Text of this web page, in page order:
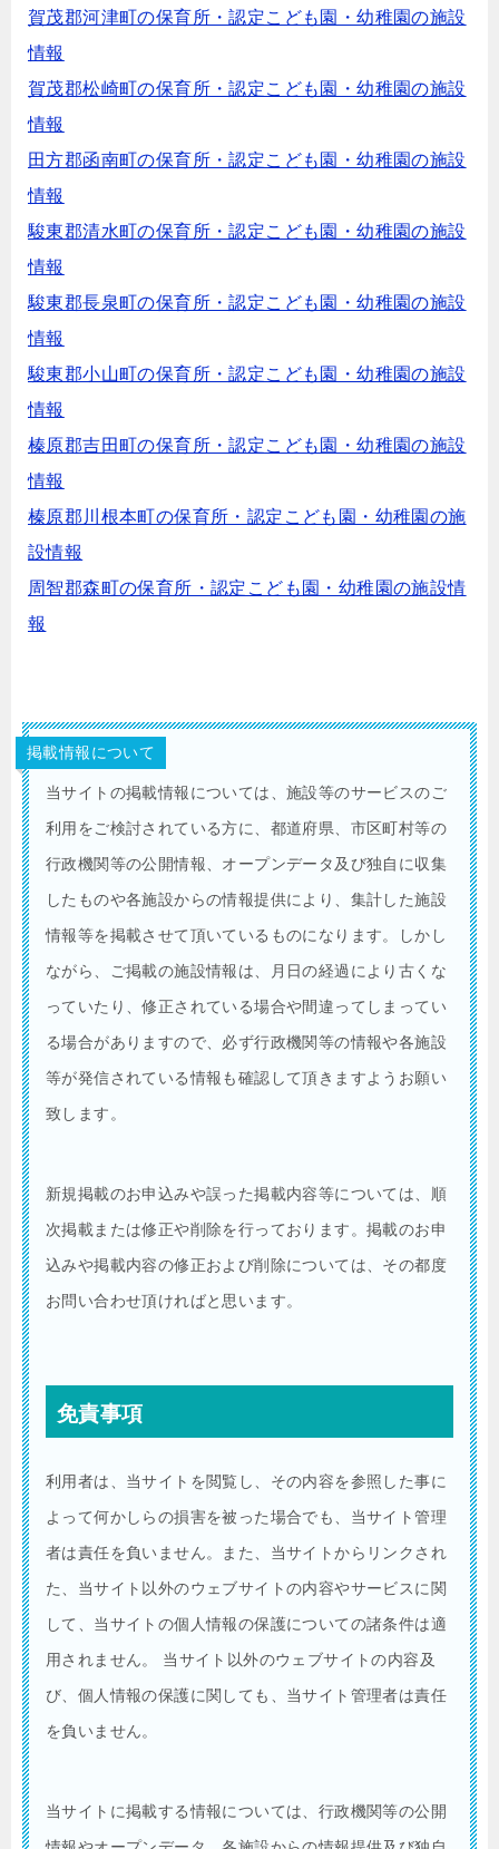
賀茂郡河津町の保育所・認定こども園・幼稚園の施設
情報
賀茂郡松崎町の保育所・認定こども園・幼稚園の施設
情報
田方郡函南町の保育所・認定こども園・幼稚園の施設
情報
駿東郡清水町の保育所・認定こども園・幼稚園の施設
情報
駿東郡長泉町の保育所・認定こども園・幼稚園の施設
情報
駿東郡小山町の保育所・認定こども園・幼稚園の施設
情報
榛原郡吉田町の保育所・認定こども園・幼稚園の施設
情報
榛原郡川根本町の保育所・認定こども園・幼稚園の施
設情報
周智郡森町の保育所・認定こども園・幼稚園の施設情
報
掲載情報について
当サイトの掲載情報については、施設等のサービスのご
利用をご検討されている方に、都道府県、市区町村等の
行政機関等の公開情報、オープンデータ及び独自に収集
したものや各施設からの情報提供により、集計した施設
情報等を掲載させて頂いているものになります。しかし
ながら、ご掲載の施設情報は、月日の経過により古くな
っていたり、修正されている場合や間違ってしまってい
る場合がありますので、必ず行政機関等の情報や各施設
等が発信されている情報も確認して頂きますようお願い
致します。
新規掲載のお申込みや誤った掲載内容等については、順
次掲載または修正や削除を行っております。掲載のお申
込みや掲載内容の修正および削除については、その都度
お問い合わせ頂ければと思います。
免責事項
利用者は、当サイトを閲覧し、その内容を参照した事に
よって何かしらの損害を被った場合でも、当サイト管理
者は責任を負いません。また、当サイトからリンクされ
た、当サイト以外のウェブサイトの内容やサービスに関
して、当サイトの個人情報の保護についての諸条件は適
用されません。 当サイト以外のウェブサイトの内容及
び、個人情報の保護に関しても、当サイト管理者は責任
を負いません。
当サイトに掲載する情報については、行政機関等の公開